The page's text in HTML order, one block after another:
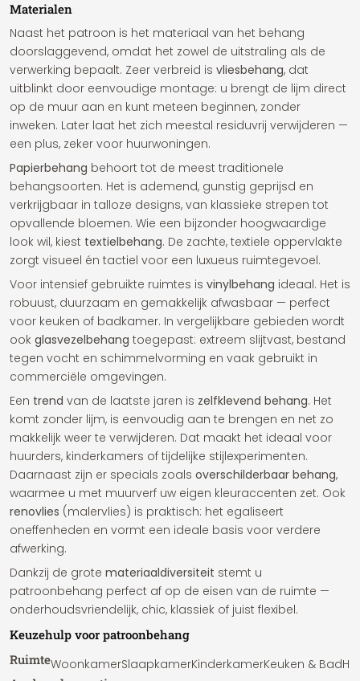
Materialen
Naast het patroon is het materiaal van het behang
doorslaggevend, omdat het zowel de uitstraling als de
verwerking bepaalt. Zeer verbreid is vliesbehang, dat
uitblinkt door eenvoudige montage: u brengt de lijm direct
op de muur aan en kunt meteen beginnen, zonder
inweken. Later laat het zich meestal residuvrij verwijderen —
een plus, zeker voor huurwoningen.
Papierbehang behoort tot de meest traditionele
behangsoorten. Het is ademend, gunstig geprijsd en
verkrijgbaar in talloze designs, van klassieke strepen tot
opvallende bloemen. Wie een bijzonder hoogwaardige
look wil, kiest textielbehang. De zachte, textiele oppervlakte
zorgt visueel én tactiel voor een luxueus ruimtegevoel.
Voor intensief gebruikte ruimtes is vinylbehang ideaal. Het is
robuust, duurzaam en gemakkelijk afwasbaar — perfect
voor keuken of badkamer. In vergelijkbare gebieden wordt
ook glasvezelbehang toegepast: extreem slijtvast, bestand
tegen vocht en schimmelvorming en vaak gebruikt in
commerciële omgevingen.
Een trend van de laatste jaren is zelfklevend behang. Het
komt zonder lijm, is eenvoudig aan te brengen en net zo
makkelijk weer te verwijderen. Dat maakt het ideaal voor
huurders, kinderkamers of tijdelijke stijlexperimenten.
Daarnaast zijn er specials zoals overschilderbaar behang,
waarmee u met muurverf uw eigen kleuraccenten zet. Ook
renovlies (malervlies) is praktisch: het egaliseert
oneffenheden en vormt een ideale basis voor verdere
afwerking.
Dankzij de grote materiaaldiversiteit stemt u
patroonbehang perfect af op de eisen van de ruimte —
onderhoudsvriendelijk, chic, klassiek of juist flexibel.
Keuzehulp voor patroonbehang
RuimteWoonkamerSlaapkamerKinderkamerKeuken & Bad